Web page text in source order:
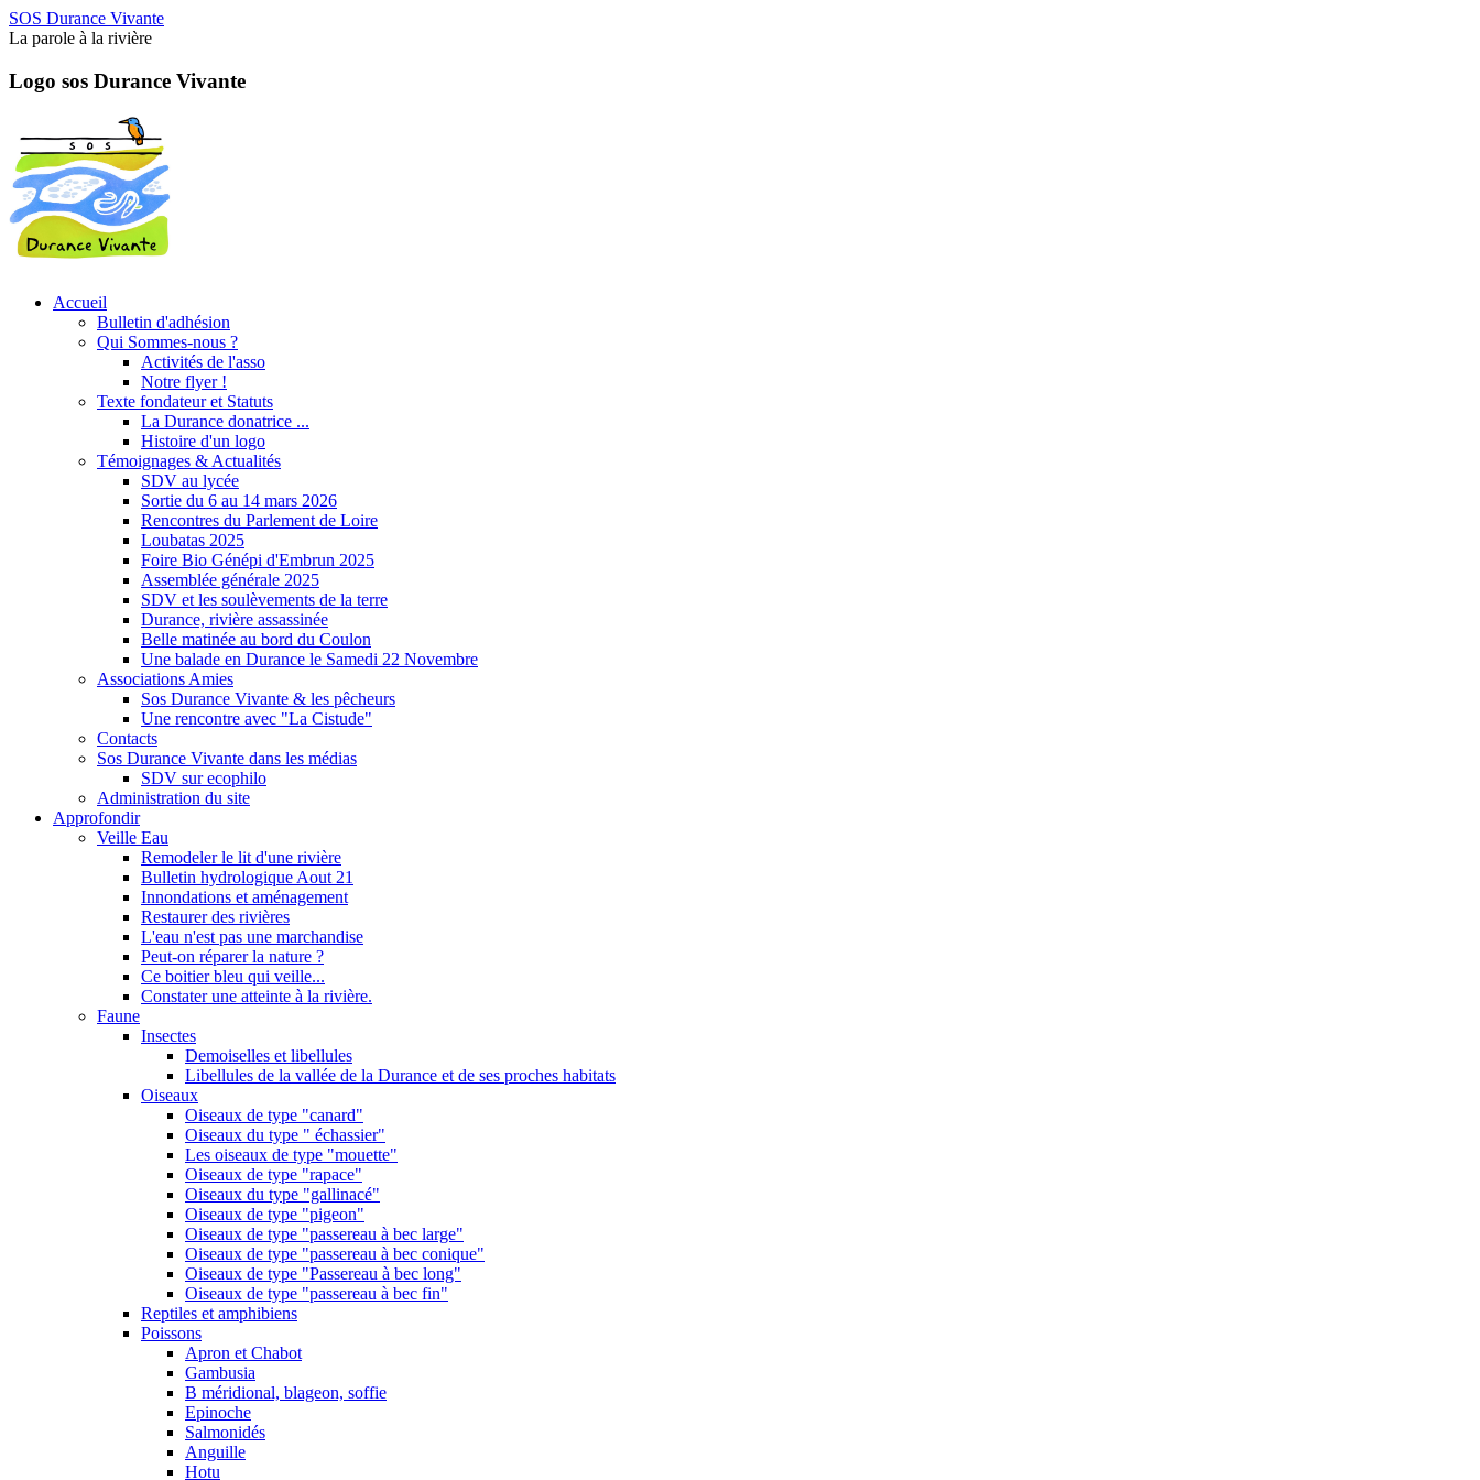
SOS Durance Vivante
La parole à la rivière
Logo sos Durance Vivante
Accueil
Bulletin d'adhésion
Qui Sommes-nous ?
Activités de l'asso
Notre flyer !
Texte fondateur et Statuts
La Durance donatrice ...
Histoire d'un logo
Témoignages & Actualités
SDV au lycée
Sortie du 6 au 14 mars 2026
Rencontres du Parlement de Loire
Loubatas 2025
Foire Bio Génépi d'Embrun 2025
Assemblée générale 2025
SDV et les soulèvements de la terre
Durance, rivière assassinée
Belle matinée au bord du Coulon
Une balade en Durance le Samedi 22 Novembre
Associations Amies
Sos Durance Vivante & les pêcheurs
Une rencontre avec "La Cistude"
Contacts
Sos Durance Vivante dans les médias
SDV sur ecophilo
Administration du site
Approfondir
Veille Eau
Remodeler le lit d'une rivière
Bulletin hydrologique Aout 21
Innondations et aménagement
Restaurer des rivières
L'eau n'est pas une marchandise
Peut-on réparer la nature ?
Ce boitier bleu qui veille...
Constater une atteinte à la rivière.
Faune
Insectes
Demoiselles et libellules
Libellules de la vallée de la Durance et de ses proches habitats
Oiseaux
Oiseaux de type "canard"
Oiseaux du type " échassier"
Les oiseaux de type "mouette"
Oiseaux de type "rapace"
Oiseaux du type "gallinacé"
Oiseaux de type "pigeon"
Oiseaux de type "passereau à bec large"
Oiseaux de type "passereau à bec conique"
Oiseaux de type "Passereau à bec long"
Oiseaux de type "passereau à bec fin"
Reptiles et amphibiens
Poissons
Apron et Chabot
Gambusia
B méridional, blageon, soffie
Epinoche
Salmonidés
Anguille
Hotu